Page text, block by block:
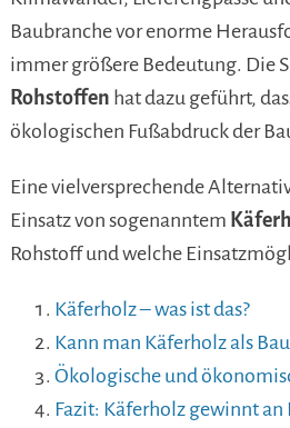
Baubranche vor enorme
immer größere Bedeutung. Die
Rohstoffen hat dazu geführt,
ökologischen Fußabdruck der
Eine vielversprechende
Einsatz von sogenanntem
Rohstoff und welche
Käferholz – was ist das?
Kann man Käferholz als
Ökologische und
Fazit: Käferholz gewinnt